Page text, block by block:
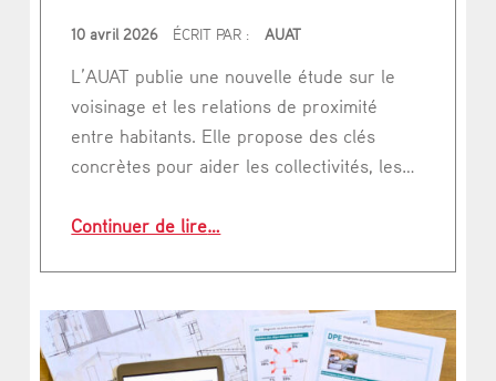
10 avril 2026 ÉCRIT PAR : AUAT
L’AUAT publie une nouvelle étude sur le
voisinage et les relations de proximité
entre habitants. Elle propose des clés
concrètes pour aider les collectivités, les…
Continuer de lire…